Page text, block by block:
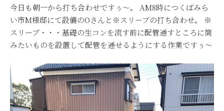
今日も朝一から打ち合わせですぅ～。 AM8時につくばみら
い市M様邸にて設備のOさんと※スリーブの打ち合わせ。 ※
スリーブ・・・基礎の生コンを流す前に配管通すところに筒
みたいものを設置して配管を通せるようにする作業ですぅ～